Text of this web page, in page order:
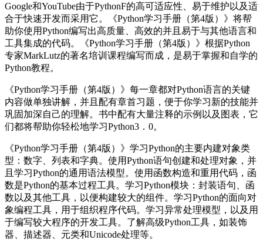
Google和YouTube由于PythonF的高可适应性、易于维护以及适
合于快速开发而采用它。《Python学习手册（第4版）》将帮
助你使用Python编写出高质量、高效的并且易于与其他语言和
工具集成的代码。《Python学习手册（第4版）》根据Python
专家MarkLutz的著名培训课程编写而成，是易于掌握和自学的
Python教程。
《Python学习手册（第4版）》每一章都对Python语言的关键
内容做单独讲解，并且配有章首习题，便于你学习新的技能并
巩固加深自己的理解。书中配有大量注释的示例以及图表，它
们都将帮助你轻松地学习Python3．0。
《Python学习手册（第4版）》学习Python的主要内建对象类
型：数字、列表和字典。使用Python语句创建和处理对象，并
且学习Python的通用语法模型。使用函数构造和重用代码，函
数是Python的基本过程工具。学习Python模块：封装语句、函
数以及其他工具，以便构建较大的组件。学习Python的面向对
象编程工具，用于组织程序代码。学习异常处理模型，以及用
于编写较大程序的开发工具。了解高级Python工具，如装饰
器、描述器、元类和Unicode处理等。